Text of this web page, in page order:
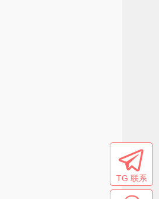
TG 联系